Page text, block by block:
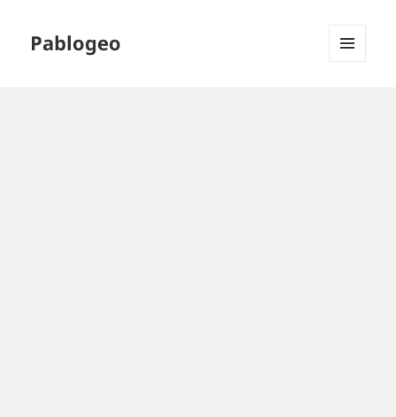
Pablogeo